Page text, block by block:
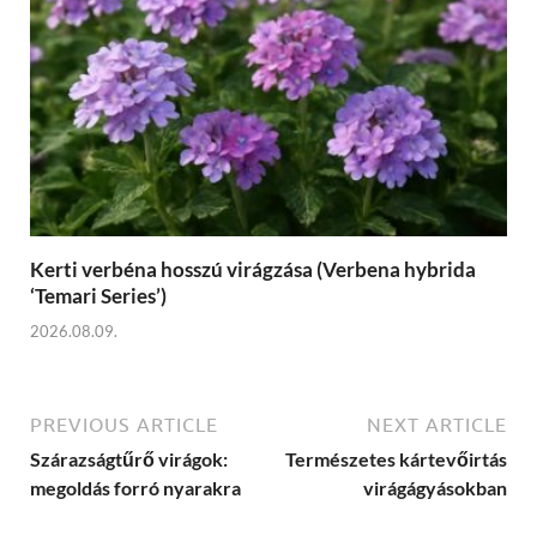
Kerti verbéna hosszú virágzása (Verbena hybrida
‘Temari Series’)
2026.08.09.
PREVIOUS ARTICLE
Szárazságtűrő virágok:
megoldás forró nyarakra
NEXT ARTICLE
Természetes kártevőirtás
virágágyásokban